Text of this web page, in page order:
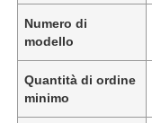
Numero di
modello
Quantità di ordine
minimo